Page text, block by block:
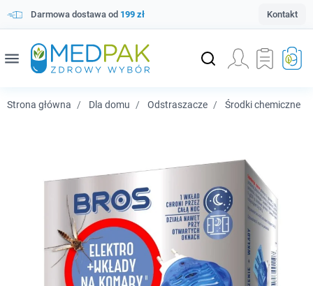
Darmowa dostawa od 199 zł Kontakt
menu
Strona główna Dla domu Odstraszacze Środki chemiczne